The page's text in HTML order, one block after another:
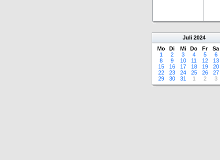
Juli 2024
Mo
Di Mi Do Fr Sa
1
2 3 4 5 6
8
9 10 11 12 13
15
16 17 18 19 20
22
23 24 25 26 27
29
30 31 1 2 3